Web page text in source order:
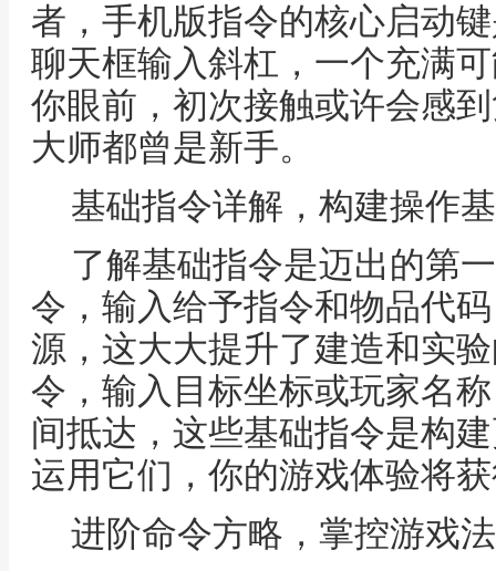
者，手机版指令的核心启动
聊天框输入斜杠，一个充满
你眼前，初次接触或许会感
大师都曾是新手。
基础指令详解，构建操作
了解基础指令是迈出的第
令，输入给予指令和物品代
源，这大大提升了建造和实
令，输入目标坐标或玩家名
间抵达，这些基础指令是构
运用它们，你的游戏体验将
进阶命令方略，掌控游戏